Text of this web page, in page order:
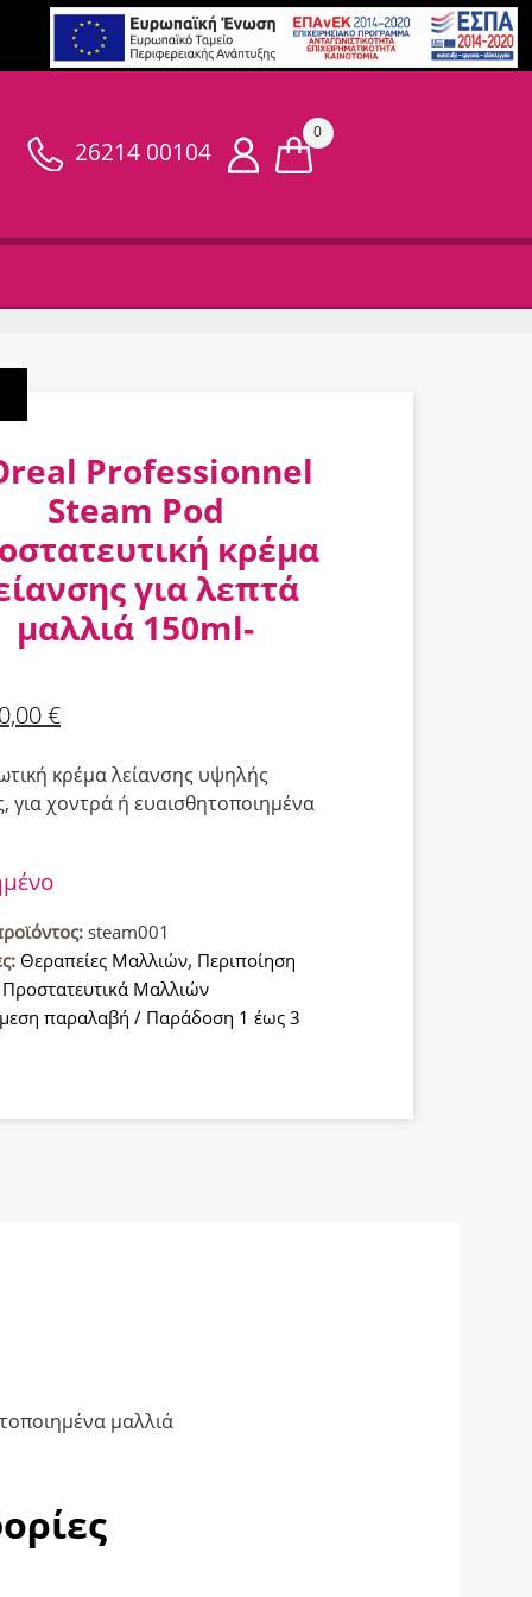
26214 00104
0
Professionnel
Steam Pod
κρέμα
για λεπτά
μαλλιά 150ml-
€
κρέμα λείανσης υψηλής
για χοντρά ή ευαισθητοποιημένα
steam001
Θεραπείες Μαλλιών, Περιποίηση
Προστατευτικά Μαλλιών
παραλαβή / Παράδοση 1 έως 3
μαλλιά